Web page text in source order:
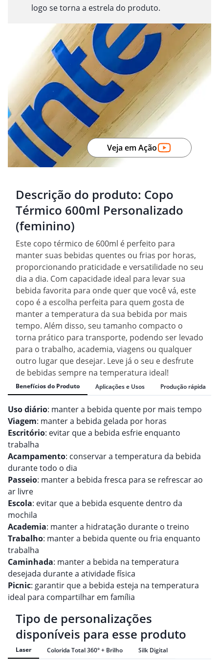
logo se torna a estrela do produto.
Veja em Ação
Descrição do produto: Copo
Térmico 600ml Personalizado
(feminino)
Este copo térmico de 600ml é perfeito para
manter suas bebidas quentes ou frias por horas,
proporcionando praticidade e versatilidade no seu
dia a dia. Com capacidade ideal para levar sua
bebida favorita para onde quer que você vá, este
copo é a escolha perfeita para quem gosta de
manter a temperatura da sua bebida por mais
tempo. Além disso, seu tamanho compacto o
torna prático para transporte, podendo ser levado
para o trabalho, academia, viagens ou qualquer
outro lugar que desejar. Leve já o seu e desfrute
de bebidas sempre na temperatura ideal!
Benefícios do Produto Aplicações e Usos Produção rápida
Uso diário: manter a bebida quente por mais tempo
Viagem: manter a bebida gelada por horas
Escritório: evitar que a bebida esfrie enquanto
trabalha
Acampamento: conservar a temperatura da bebida
durante todo o dia
Passeio: manter a bebida fresca para se refrescar ao
ar livre
Escola: evitar que a bebida esquente dentro da
mochila
Academia: manter a hidratação durante o treino
Trabalho: manter a bebida quente ou fria enquanto
trabalha
Caminhada: manter a bebida na temperatura
desejada durante a atividade física
Picnic: garantir que a bebida esteja na temperatura
ideal para compartilhar em família
Tipo de personalizações
disponíveis para esse produto
Laser Colorida Total 360° + Brilho Silk Digital